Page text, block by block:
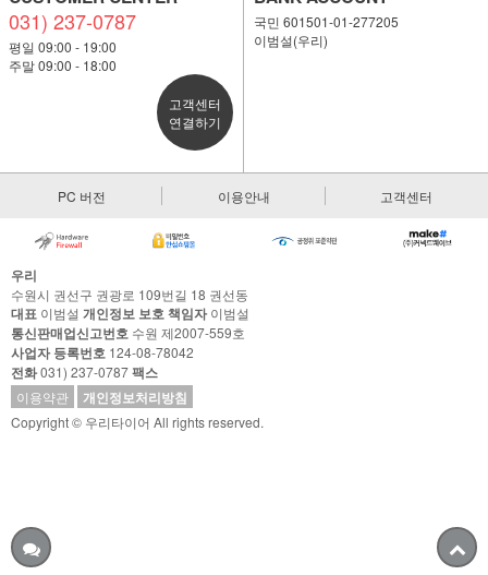
031) 237-0787
평일 09:00 - 19:00
주말 09:00 - 18:00
고객센터
연결하기
국민 601501-01-277205
이범설(우리)
PC 버전 이용안내 고객센터
우리
수원시 권선구 권광로 109번길 18 권선동
대표 이범설 개인정보 보호 책임자이범설
통신판매업신고번호 수원 제2007-559호
사업자 등록번호 124-08-78042
전화031) 237-0787팩스
이용약관 개인정보처리방침
Copyright © 우리타이어 All rights reserved.